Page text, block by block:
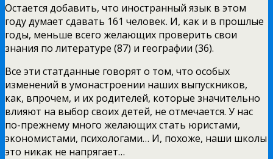
Остается добавить, что иностранный язык в этом
году думает сдавать 161 человек. И, как и в прошлые
годы, меньше всего желающих проверить свои
знания по литературе (87) и географии (36).
Все эти статданные говорят о том, что особых
изменений в умонастроении наших выпускников,
как, впрочем, и их родителей, которые значительно
влияют на выбор своих детей, не отмечается. У нас
по-прежнему много желающих стать юристами,
экономистами, психологами… И, похоже, наши школы
это никак не напрягает…